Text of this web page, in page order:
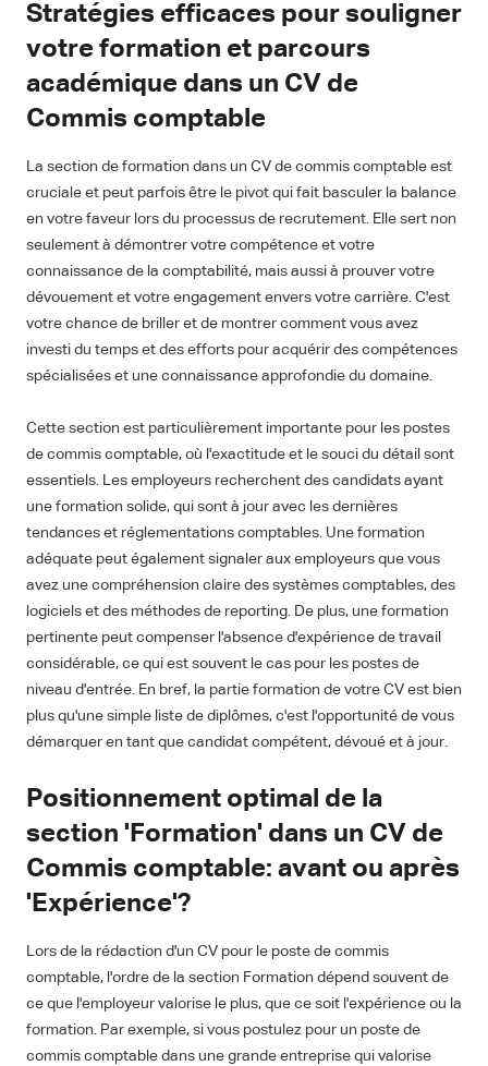
Stratégies efficaces pour souligner
votre formation et parcours
académique dans un CV de
Commis comptable
La section de formation dans un CV de commis comptable est
cruciale et peut parfois être le pivot qui fait basculer la balance
en votre faveur lors du processus de recrutement. Elle sert non
seulement à démontrer votre compétence et votre
connaissance de la comptabilité, mais aussi à prouver votre
dévouement et votre engagement envers votre carrière. C'est
votre chance de briller et de montrer comment vous avez
investi du temps et des efforts pour acquérir des compétences
spécialisées et une connaissance approfondie du domaine.
Cette section est particulièrement importante pour les postes
de commis comptable, où l'exactitude et le souci du détail sont
essentiels. Les employeurs recherchent des candidats ayant
une formation solide, qui sont à jour avec les dernières
tendances et réglementations comptables. Une formation
adéquate peut également signaler aux employeurs que vous
avez une compréhension claire des systèmes comptables, des
logiciels et des méthodes de reporting. De plus, une formation
pertinente peut compenser l'absence d'expérience de travail
considérable, ce qui est souvent le cas pour les postes de
niveau d'entrée. En bref, la partie formation de votre CV est bien
plus qu'une simple liste de diplômes, c'est l'opportunité de vous
démarquer en tant que candidat compétent, dévoué et à jour.
Positionnement optimal de la
section 'Formation' dans un CV de
Commis comptable: avant ou après
'Expérience'?
Lors de la rédaction d'un CV pour le poste de commis
comptable, l'ordre de la section Formation dépend souvent de
ce que l'employeur valorise le plus, que ce soit l'expérience ou la
formation. Par exemple, si vous postulez pour un poste de
commis comptable dans une grande entreprise qui valorise